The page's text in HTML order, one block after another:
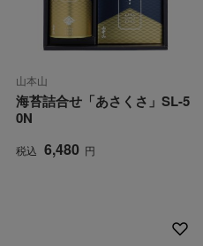
山本山
海苔詰合せ「あさくさ」SL-5
0N
税込 6,480 円